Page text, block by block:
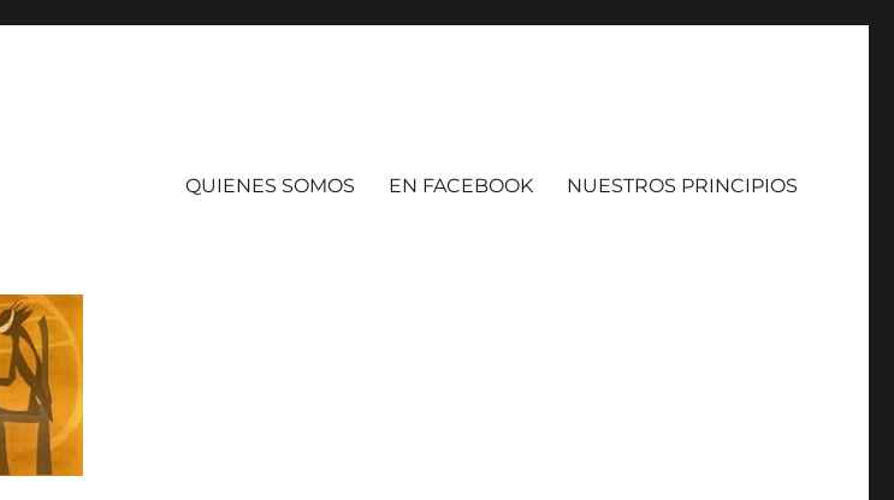
QUIENES SOMOS EN FACEBOOK NUESTROS PRINCIPIOS